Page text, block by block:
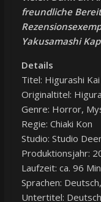
freundliche
Yakusamashi
Details
Titel: Higurashi
Originaltitel:
Genre: Horror,
Regie: Chiaki Kon
Studio: Studio
Produktionsjahr:
Laufzeit: ca. 96
Sprachen:
Untertitel: Deutsch